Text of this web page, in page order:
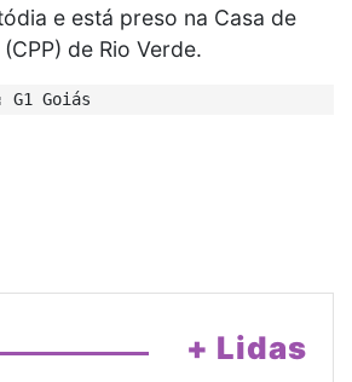
e está preso na Casa de
de Rio Verde.
G1 Goiás
+ Lidas